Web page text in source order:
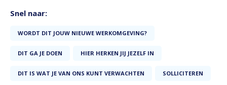
Snel naar:
WORDT DIT JOUW NIEUWE WERKOMGEVING?
DIT GA JE DOEN HIER HERKEN JIJ JEZELF IN
DIT IS WAT JE VAN ONS KUNT VERWACHTEN SOLLICITEREN